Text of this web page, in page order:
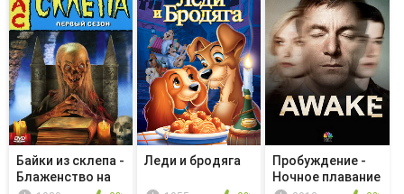
Байки из склепа -
Блаженство на
Леди и бродяга
Пробуждение -
Ночное плавание